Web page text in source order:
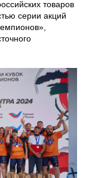
товаров
серии акций